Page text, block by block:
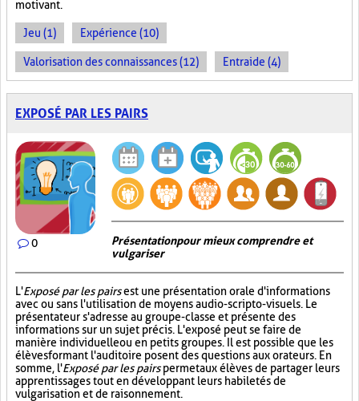
motivant.
Jeu (1) Expérience (10)
Valorisation des connaissances (12) Entraide (4)
EXPOSÉ PAR LES PAIRS
0
Présentation pour mieux comprendre et
vulgariser
L'Exposé par les pairsest une présentation orale d'informations
avec ou sans l'utilisation de moyens audio-scripto-visuels. Le
présentateur s'adresse au groupe-classe et présente des
informations sur un sujet précis. L'exposé peut se faire de
manière individuelle ou en petits groupes. Il est possible que les
élèves formant l'auditoire posent des questions aux orateurs. En
somme, l'Exposé par les pairspermet aux élèves de partager leurs
apprentissages tout en développant leurs habiletés de
vulgarisation et de raisonnement.